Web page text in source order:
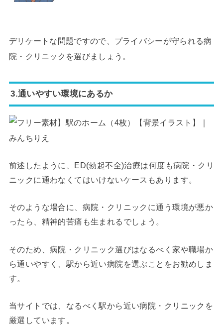
デリケートな問題ですので、プライバシーが守られる病
院・クリニックを選びましょう。
3.通いやすい環境にあるか
前述したように、ED(勃起不全)治療は何度も病院・クリ
ニックに通わなくてはいけないケースもあります。
そのような場合に、病院・クリニックに通う環境が悪か
ったら、精神的苦痛も生まれるでしょう。
そのため、病院・クリニック選びはなるべく家や職場か
ら通いやすく、駅から近い病院を選ぶことをお勧めしま
す。
当サイトでは、なるべく駅から近い病院・クリニックを
厳選しています。